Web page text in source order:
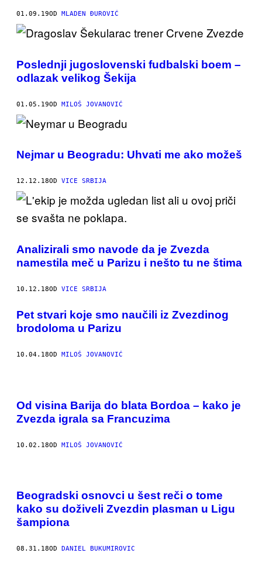
01.09.19OD MLADEN ĐUROVIĆ
Poslednji jugoslovenski fudbalski boem –
odlazak velikog Šekija
01.05.19OD MILOŠ JOVANOVIĆ
Nejmar u Beogradu: Uhvati me ako možeš
12.12.18OD VICE SRBIJA
Analizirali smo navode da je Zvezda
namestila meč u Parizu i nešto tu ne štima
10.12.18OD VICE SRBIJA
Pet stvari koje smo naučili iz Zvezdinog
brodoloma u Parizu
10.04.18OD MILOŠ JOVANOVIĆ
Od visina Barija do blata Bordoa – kako je
Zvezda igrala sa Francuzima
10.02.18OD MILOŠ JOVANOVIĆ
Beogradski osnovci u šest reči o tome
kako su doživeli Zvezdin plasman u Ligu
šampiona
08.31.18OD DANIEL BUKUMIROVIC